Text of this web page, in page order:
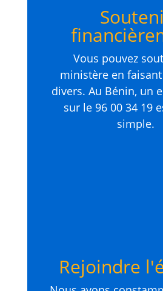
Vous pouvez
ministère en
divers. Au Bénin, un
sur le 96 00 34 19
simple.
Rejoindre